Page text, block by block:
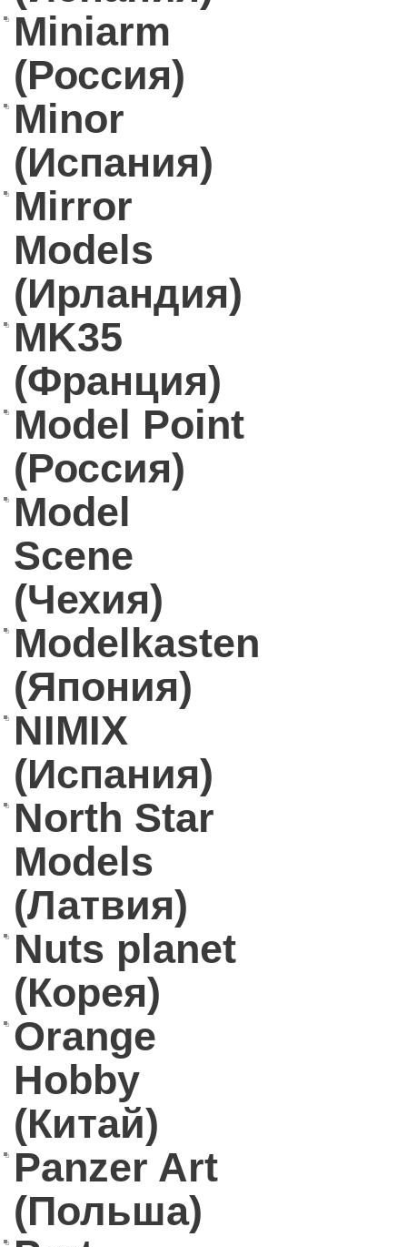
Miniarm
(Россия)
Minor
(Испания)
Mirror
Models
(Ирландия)
MK35
(Франция)
Model Point
(Россия)
Model
Scene
(Чехия)
Modelkasten
(Япония)
NIMIX
(Испания)
North Star
Models
(Латвия)
Nuts planet
(Корея)
Orange
Hobby
(Китай)
Panzer Art
(Польша)